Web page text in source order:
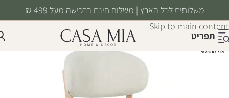
Skip to navigation
Skip to main content
משלוחים לכל הארץ | משלוח חינם ברכישה מעל 499 ₪
תפריט
אזל מהמלאי